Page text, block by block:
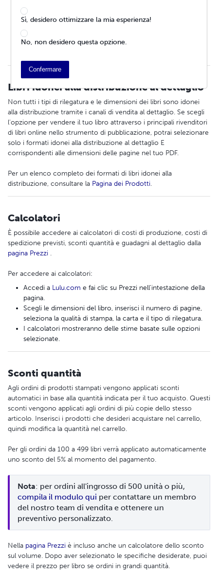
Prezzo al dettaglio suggerito e le vostre entrate
Calcolatore del prezzo al dettaglio
Prezzo della Libreria Lulu vs. Prezzo di vendita al dettaglio
Perché il prezzo di vendita nella libreria Lulu deve
Libri idonei alla distribuzione al dettaglio
Non tutti i tipi di rilegatura e le dimensioni dei libri sono idonei
alla distribuzione tramite i canali di vendita al dettaglio. Se scegli
l'opzione per vendere il tuo libro attraverso i principali rivenditori
di libri online nello strumento di pubblicazione, potrai selezionare
solo i formati idonei alla distribuzione al dettaglio E
corrispondenti alle dimensioni delle pagine nel tuo PDF.
Per un elenco completo dei formati di libri idonei alla
distribuzione, consultare la Pagina dei Prodotti.
Calcolatori
È possibile accedere ai calcolatori di costi di produzione, costi di
spedizione previsti, sconti quantità e guadagni al dettaglio dalla
pagina Prezzi .
Per accedere ai calcolatori:
Accedi a Lulu.com e fai clic su Prezzi nell'intestazione della
pagina.
Scegli le dimensioni del libro, inserisci il numero di pagine,
seleziona la qualità di stampa, la carta e il tipo di rilegatura.
I calcolatori mostreranno delle stime basate sulle opzioni
selezionate.
Sconti quantità
Agli ordini di prodotti stampati vengono applicati sconti
automatici in base alla quantità indicata per il tuo acquisto. Questi
sconti vengono applicati agli ordini di più copie dello stesso
articolo. Inserisci i prodotti che desideri acquistare nel carrello,
quindi modifica la quantità nel carrello.
Per gli ordini da 100 a 499 libri verrà applicato automaticamente
uno sconto del 5% al momento del pagamento.
Nota
compila il modulo qui per contattare un membro
del nostro team di vendita e ottenere un
preventivo personalizzato.
Nella pagina Prezzi è incluso anche un calcolatore dello sconto
sul volume. Dopo aver selezionato le specifiche desiderate, puoi
vedere il prezzo per libro se ordini in grandi quantità.
Sì, desidero ottimizzare la mia esperienza!
No, non desidero questa opzione.
Confermare